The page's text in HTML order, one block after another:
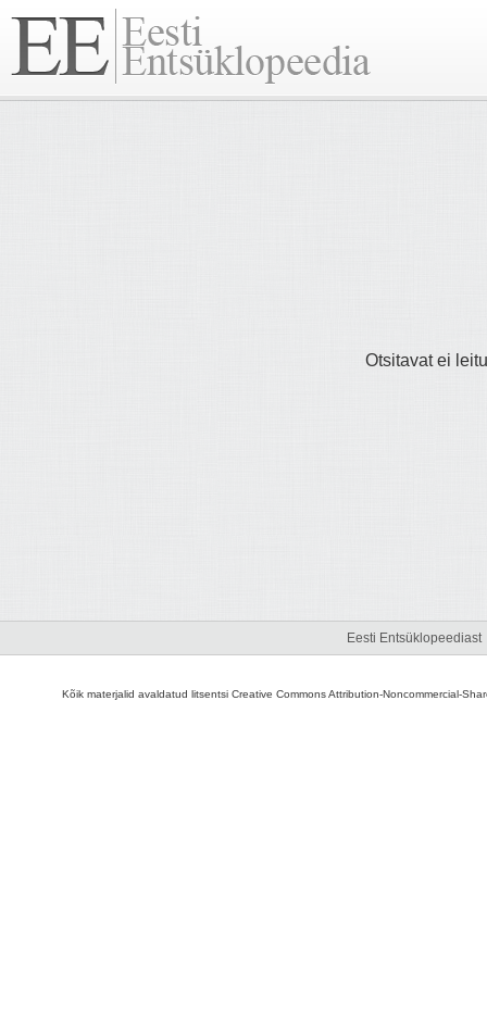
Otsitavat ei
Eesti Entsüklopeediast
Kõik materjalid avaldatud litsentsi Creative Commons Attribution-Noncommercial-